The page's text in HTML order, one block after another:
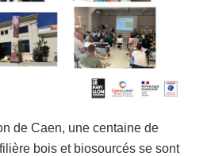
de Caen, une centaine de
bois et biosourcés se sont